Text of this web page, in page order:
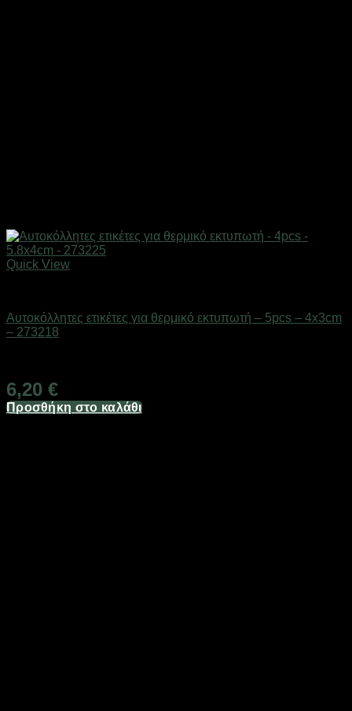
Quick View
Αυτοκόλλητες ετικέτες για θερμικό εκτυπωτή – 5pcs – 4x3cm
– 273218
6,20 €
Προσθήκη στο καλάθι